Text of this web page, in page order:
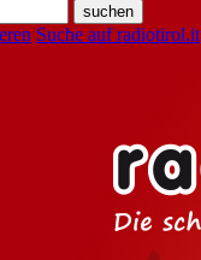
Suche auf radiotirol.it